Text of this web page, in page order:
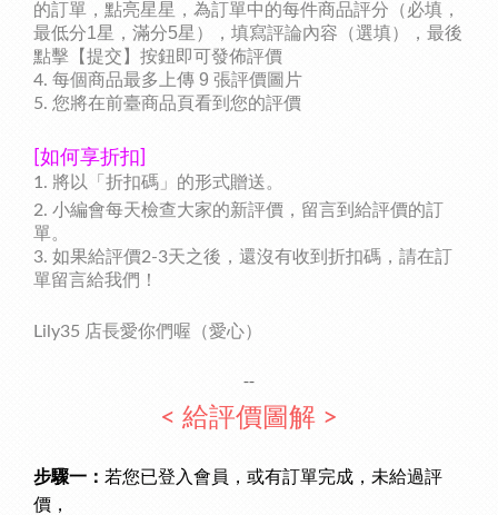
的訂單，點亮星星 ， 為訂單中的每件商品評分（必填，
最低分1星，滿分5星），填寫評論內容（選填），最後
點擊【提交】按鈕即可發佈評價
4. 每個商品最多上傳 9 張評價圖片
5. 您將在前臺商品頁看到您的評價
[如何享折扣]
1. 將以「折扣碼」的形式贈送。
2. 小編會每天檢查大家的新評價，留言到給評價的訂
單。
3. 如果給評價2-3天之後， 還沒有收到折扣碼，請在訂
單留言給我們！
Lily35 店長愛你們喔（愛心）
--
< 給評價圖解 >
步驟一： 若您已登入會員，或有訂單完成，未給過評
價，